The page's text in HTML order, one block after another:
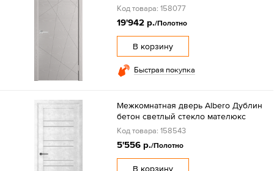
Код товара: 158077
19'942 р./Полотно
В корзину
Быстрая покупка
Межкомнатная дверь Albero Дублин
бетон светлый стекло мателюкс
Код товара: 158543
5'556 р./Полотно
В корзину